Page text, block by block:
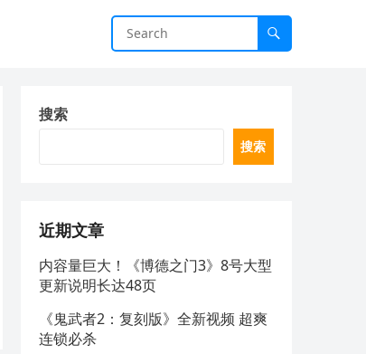
搜索
搜索
近期文章
内容量巨大！《博德之门3》8号大型
更新说明长达48页
《鬼武者2：复刻版》全新视频 超爽
连锁必杀